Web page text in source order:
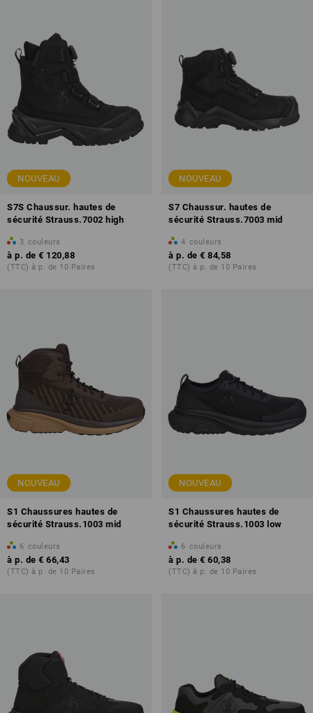
NOUVEAU
S7S Chaussur. hautes de
sécurité Strauss.7002 high
3 couleurs
à p. de € 120,88
(TTC) à p. de 10 Paires
NOUVEAU
S7 Chaussur. hautes de
sécurité Strauss.7003 mid
4 couleurs
à p. de € 84,58
(TTC) à p. de 10 Paires
NOUVEAU
S1 Chaussures hautes de
sécurité Strauss.1003 mid
6 couleurs
à p. de € 66,43
(TTC) à p. de 10 Paires
NOUVEAU
S1 Chaussures hautes de
sécurité Strauss.1003 low
6 couleurs
à p. de € 60,38
(TTC) à p. de 10 Paires